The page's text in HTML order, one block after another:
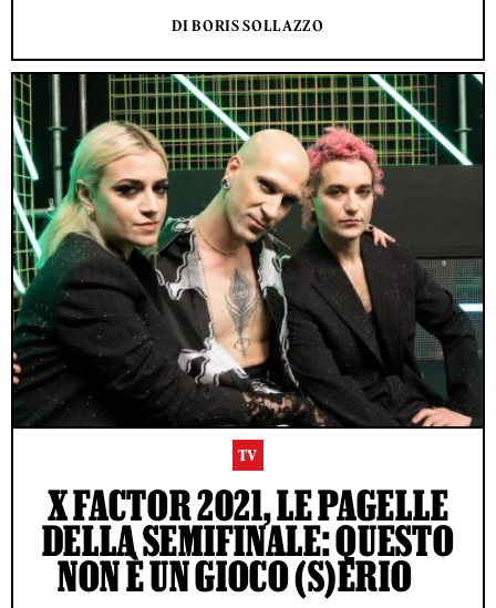
DI BORIS SOLLAZZO
TV
X FACTOR 2021, LE PAGELLE
DELLA SEMIFINALE: QUESTO
NON È UN GIOCO (S)ERIO